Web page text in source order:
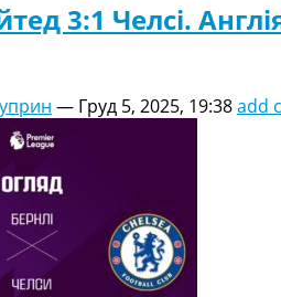
3:1 Челсі.
— Груд 5, 2025, 19:38add